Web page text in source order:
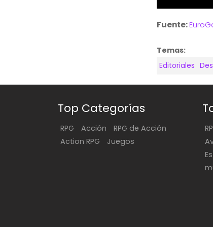
Fuente:
Temas:
Editoriales
Top Categorías
RPG Acción
RPG de Acción
Action RPG
Juegos